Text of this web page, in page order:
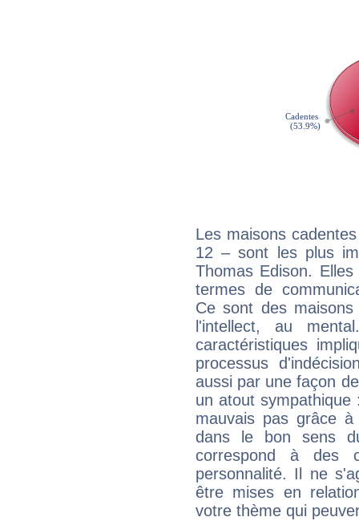
Les maisons
12 – sont les plus
Thomas Edison.
termes de
Ce sont des
l'intellect, au
caractéristiques
processus
aussi par une façon
un atout
mauvais pas grâce
dans le bon sens
correspond à des
personnalité. Il ne
être mises en
votre thème qui